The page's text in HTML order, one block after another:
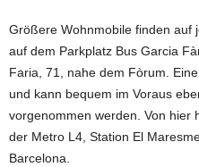
Größere Wohnmobile finden auf
auf dem Parkplatz Bus Garcia
Faria, 71, nahe dem Fòrum.
und kann bequem im Voraus
vorgenommen werden. Von hier
der Metro L4, Station El
Barcelona.